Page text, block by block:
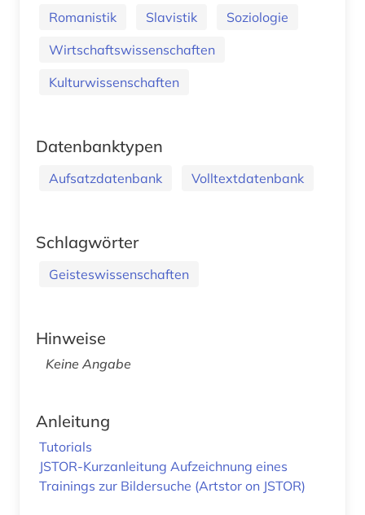
Romanistik
Slavistik
Soziologie
Wirtschaftswissenschaften
Kulturwissenschaften
Datenbanktypen
Aufsatzdatenbank Volltextdatenbank
Schlagwörter
Geisteswissenschaften
Hinweise
Keine Angabe
Anleitung
Tutorials
JSTOR-Kurzanleitung Aufzeichnung eines
Trainings zur Bildersuche (Artstor on JSTOR)